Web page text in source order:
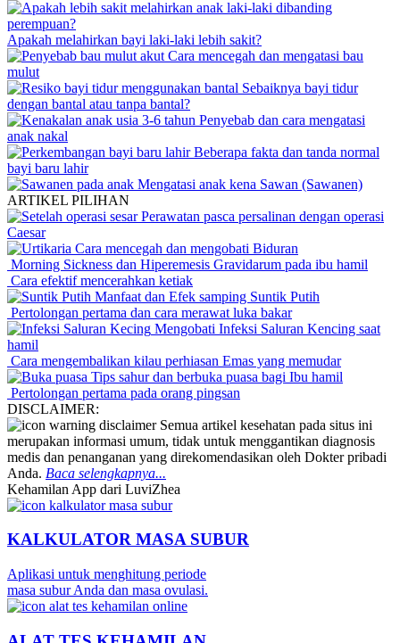
Apakah melahirkan bayi laki-laki lebih sakit?
Cara mencegah dan mengatasi bau
mulut
Sebaiknya bayi tidur
dengan bantal atau tanpa bantal?
Penyebab dan cara mengatasi
anak nakal
Beberapa fakta dan tanda normal
bayi baru lahir
Mengatasi anak kena Sawan (Sawanen)
ARTIKEL PILIHAN
Perawatan pasca persalinan dengan operasi
Caesar
Cara mencegah dan mengobati Biduran
Morning Sickness dan Hiperemesis Gravidarum pada ibu hamil
Cara efektif mencerahkan ketiak
Manfaat dan Efek samping Suntik Putih
Pertolongan pertama dan cara merawat luka bakar
Mengobati Infeksi Saluran Kencing saat
hamil
Cara mengembalikan kilau perhiasan Emas yang memudar
Tips sahur dan berbuka puasa bagi Ibu hamil
Pertolongan pertama pada orang pingsan
DISCLAIMER:
Semua artikel kesehatan pada situs ini
merupakan informasi umum, tidak untuk menggantikan diagnosis
medis dan penanganan yang direkomendasikan oleh Dokter pribadi
Anda. Baca selengkapnya...
Kehamilan App dari LuviZhea
KALKULATOR MASA SUBUR
Aplikasi untuk menghitung periode
masa subur Anda dan masa ovulasi.